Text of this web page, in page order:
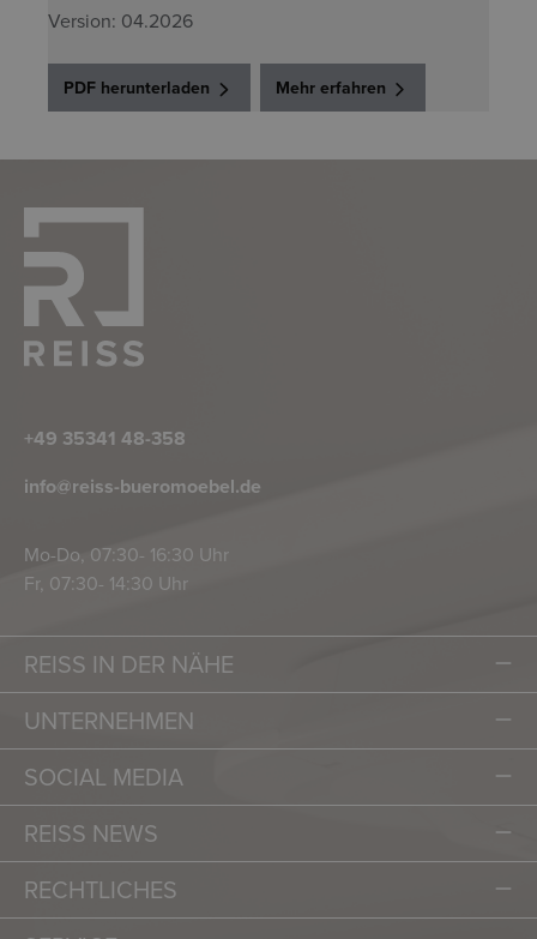
Version: 04.2026
PDF herunterladen Mehr erfahren
+49 35341 48-358
info@reiss-bueromoebel.de
Mo-Do, 07:30- 16:30 Uhr
Fr, 07:30- 14:30 Uhr
REISS IN DER NÄHE
UNTERNEHMEN
SOCIAL MEDIA
REISS NEWS
RECHTLICHES